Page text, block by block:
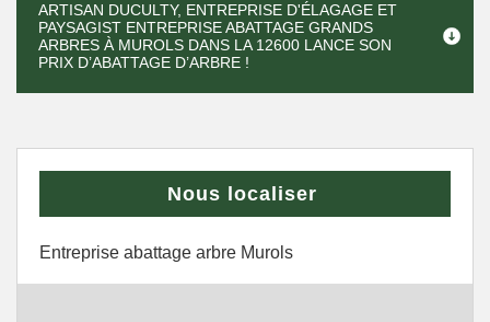
ARTISAN DUCULTY, ENTREPRISE D'ÉLAGAGE ET
PAYSAGIST ENTREPRISE ABATTAGE GRANDS
ARBRES À MUROLS DANS LA 12600 LANCE SON
PRIX D’ABATTAGE D’ARBRE !
Nous localiser
Entreprise abattage arbre Murols